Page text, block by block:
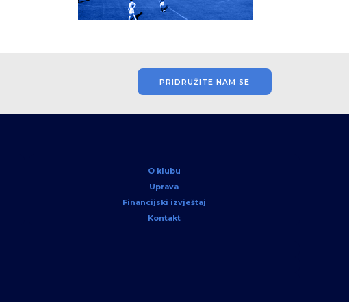
PRIDRUŽITE NAM SE
O klubu
Uprava
Financijski izvještaj
Kontakt